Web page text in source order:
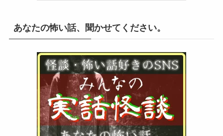
あなたの怖い話、聞かせてください。